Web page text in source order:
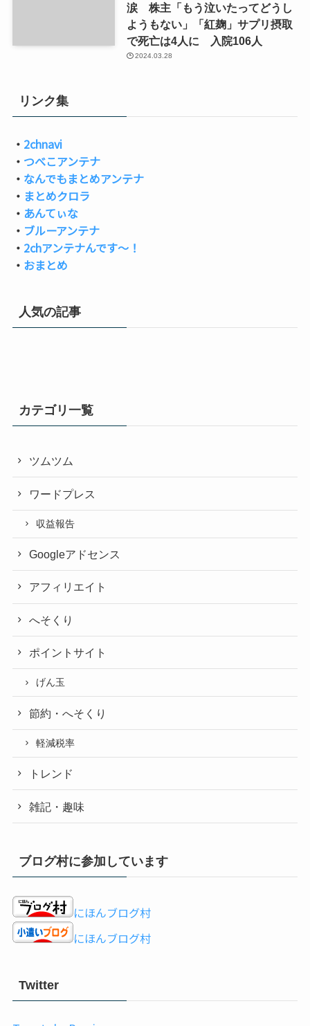
涙 株主「もう泣いたってどうし
ようもない」「紅麹」サプリ摂取
で死亡は4人に 入院106人
2024.03.28
リンク集
・ 2chnavi
・ つべこアンテナ
・ なんでもまとめアンテナ
・ まとめクロラ
・ あんてぃな
・ ブルーアンテナ
・ 2chアンテナんです～！
・ おまとめ
人気の記事
カテゴリ一覧
ツムツム
ワードプレス
収益報告
Googleアドセンス
アフィリエイト
へそくり
ポイントサイト
げん玉
節約・へそくり
軽減税率
トレンド
雑記・趣味
ブログ村に参加しています
にほんブログ村
にほんブログ村
Twitter